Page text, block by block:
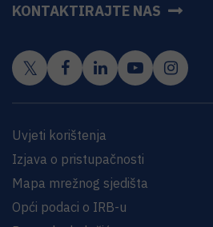
KONTAKTIRAJTE NAS
Uvjeti korištenja
Izjava o pristupačnosti
Mapa mrežnog sjedišta
Opći podaci o IRB-u